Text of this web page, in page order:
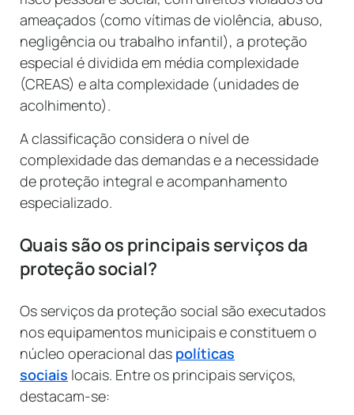
ameaçados (como vítimas de violência, abuso,
negligência ou trabalho infantil), a proteção
especial é dividida em média complexidade
(CREAS) e alta complexidade (unidades de
acolhimento).
A classificação considera o nível de
complexidade das demandas e a necessidade
de proteção integral e acompanhamento
especializado.
Quais são os principais serviços da
proteção social?
Os serviços da proteção social são executados
nos equipamentos municipais e constituem o
núcleo operacional das políticas
sociais locais. Entre os principais serviços,
destacam-se: